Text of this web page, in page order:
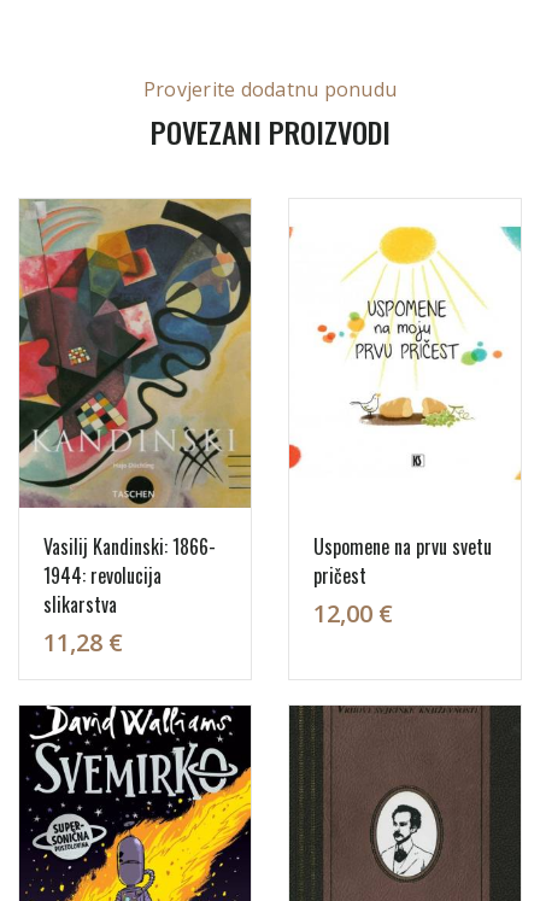
Provjerite dodatnu ponudu
POVEZANI PROIZVODI
Vasilij Kandinski: 1866-
1944: revolucija
slikarstva
11,28 €
Uspomene na prvu svetu
pričest
12,00 €